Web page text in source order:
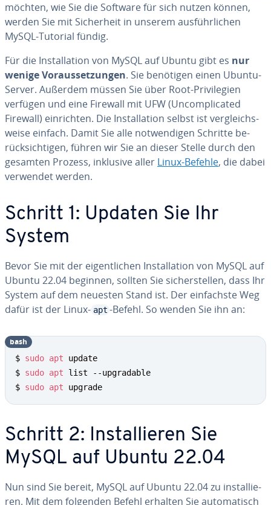
möchten, wie Sie die Software für sich nutzen können,
werden Sie mit Si­cher­heit in unserem aus­führ­li­chen
MySQL-Tutorial fündig.
Für die In­stal­la­ti­on von MySQL auf Ubuntu gibt es nur
wenige Vor­aus­set­zun­gen. Sie benötigen einen Ubuntu-
Server. Außerdem müssen Sie über Root-Pri­vi­le­gi­en
verfügen und eine Firewall mit UFW (Un­com­pli­ca­ted
Firewall) ein­rich­ten. Die In­stal­la­ti­on selbst ist ver­gleichs­
wei­se einfach. Damit Sie alle not­wen­di­gen Schritte be­
rück­sich­ti­gen, führen wir Sie an dieser Stelle durch den
gesamten Prozess, inklusive aller Linux-Befehle, die dabei
verwendet werden.
Schritt 1: Updaten Sie Ihr
System
Bevor Sie mit der ei­gent­li­chen In­stal­la­ti­on von MySQL auf
Ubuntu 22.04 beginnen, sollten Sie si­cher­stel­len, dass Ihr
System auf dem neuesten Stand ist. Der ein­fachs­te Weg
dafür ist der Linux- apt -Befehl. So wenden Sie ihn an:
$ sudo apt update
$ sudo apt list --upgradable
$ sudo apt upgrade
bash
Schritt 2: In­stal­lie­ren Sie
MySQL auf Ubuntu 22.04
Nun sind Sie bereit, MySQL auf Ubuntu 22.04 zu in­stal­lie­
ren. Mit dem folgenden Befehl erhalten Sie au­to­ma­tisch